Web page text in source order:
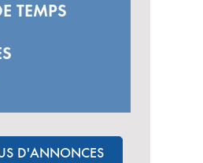
TEMPS
D'ANNONCES